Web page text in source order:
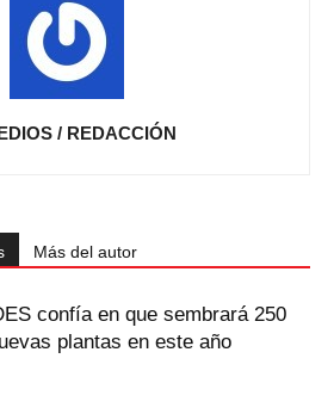
/ REDACCIÓN
Más del autor
confía en que sembrará 250
plantas en este año